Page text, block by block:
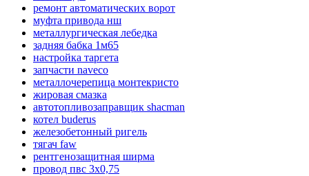
ремонт автоматических ворот
муфта привода нш
металлургическая лебедка
задняя бабка 1м65
настройка таргета
запчасти naveco
металлочерепица монтекристо
жировая смазка
автотопливозаправщик shacman
котел buderus
железобетонный ригель
тягач faw
рентгенозащитная ширма
провод пвс 3х0,75